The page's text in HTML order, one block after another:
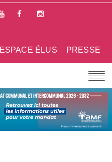
PRESSE
ESPACE ÉLUS